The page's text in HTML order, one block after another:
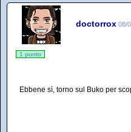
doctorrox 08/
1 punto
Ebbene sì, torno sul Buko per